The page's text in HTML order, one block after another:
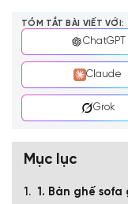
TÓM TẮT BÀI VIẾT VỚI:
ChatGPT
Claude
Grok
Mục lục
1. Bàn ghế